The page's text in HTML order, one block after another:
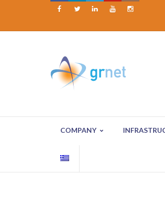
    
COMPANY